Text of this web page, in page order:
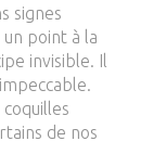
signes
point à la
invisible. Il
de nos